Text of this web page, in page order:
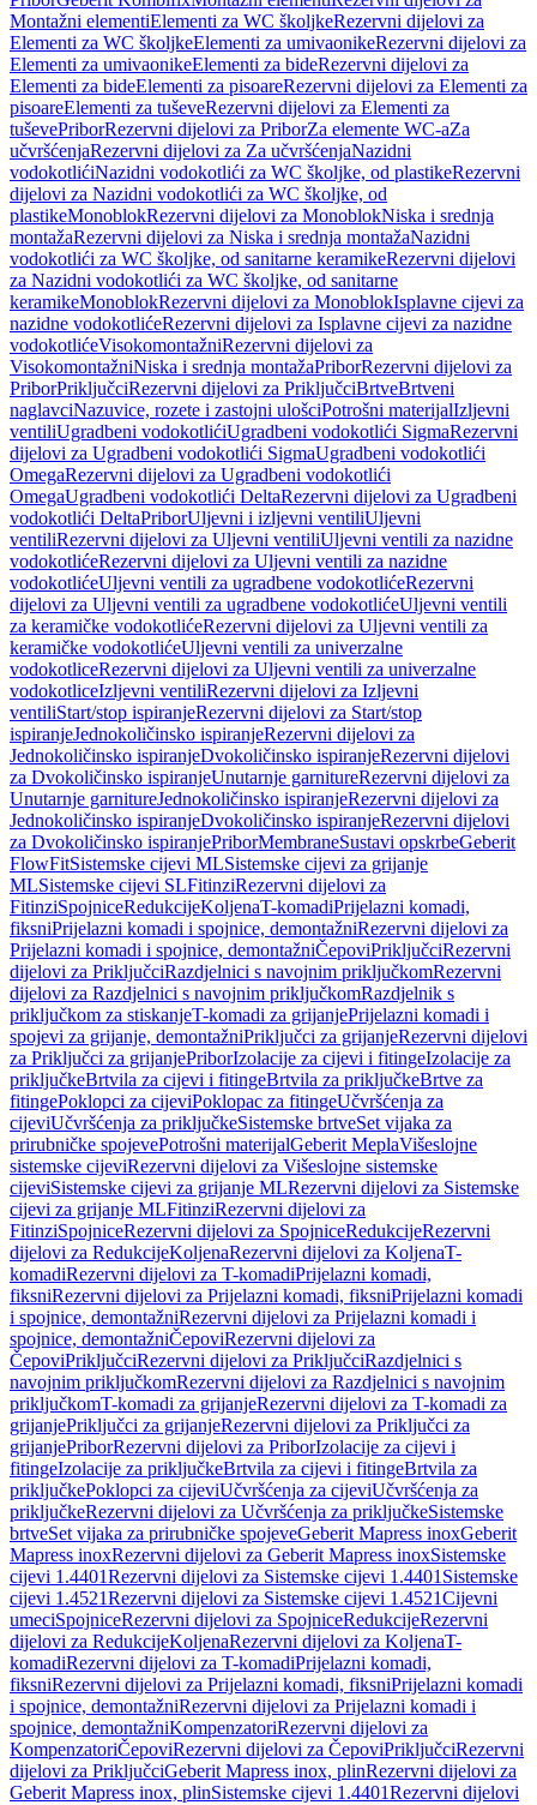
Montažni elementiElementi za WC školjkeRezervni dijelovi za
Elementi za WC školjkeElementi za umivaonikeRezervni dijelovi za
Elementi za umivaonikeElementi za bideRezervni dijelovi za
Elementi za bideElementi za pisoareRezervni dijelovi za Elementi za
pisoareElementi za tuševeRezervni dijelovi za Elementi za
tuševePriborRezervni dijelovi za PriborZa elemente WC-aZa
učvršćenjaRezervni dijelovi za Za učvršćenjaNazidni
vodokotlićiNazidni vodokotlići za WC školjke, od plastikeRezervni
dijelovi za Nazidni vodokotlići za WC školjke, od
plastikeMonoblokRezervni dijelovi za MonoblokNiska i srednja
montažaRezervni dijelovi za Niska i srednja montažaNazidni
vodokotlići za WC školjke, od sanitarne keramikeRezervni dijelovi
za Nazidni vodokotlići za WC školjke, od sanitarne
keramikeMonoblokRezervni dijelovi za MonoblokIsplavne cijevi za
nazidne vodokotlićeRezervni dijelovi za Isplavne cijevi za nazidne
vodokotlićeVisokomontažniRezervni dijelovi za
VisokomontažniNiska i srednja montažaPriborRezervni dijelovi za
PriborPriključciRezervni dijelovi za PriključciBrtveBrtveni
naglavciNazuvice, rozete i zastojni ulošciPotrošni materijalIzljevni
ventiliUgradbeni vodokotlićiUgradbeni vodokotlići SigmaRezervni
dijelovi za Ugradbeni vodokotlići SigmaUgradbeni vodokotlići
OmegaRezervni dijelovi za Ugradbeni vodokotlići
OmegaUgradbeni vodokotlići DeltaRezervni dijelovi za Ugradbeni
vodokotlići DeltaPriborUljevni i izljevni ventiliUljevni
ventiliRezervni dijelovi za Uljevni ventiliUljevni ventili za nazidne
vodokotlićeRezervni dijelovi za Uljevni ventili za nazidne
vodokotlićeUljevni ventili za ugradbene vodokotlićeRezervni
dijelovi za Uljevni ventili za ugradbene vodokotlićeUljevni ventili
za keramičke vodokotlićeRezervni dijelovi za Uljevni ventili za
keramičke vodokotlićeUljevni ventili za univerzalne
vodokotliceRezervni dijelovi za Uljevni ventili za univerzalne
vodokotliceIzljevni ventiliRezervni dijelovi za Izljevni
ventiliStart/stop ispiranjeRezervni dijelovi za Start/stop
ispiranjeJednokoličinsko ispiranjeRezervni dijelovi za
Jednokoličinsko ispiranjeDvokoličinsko ispiranjeRezervni dijelovi
za Dvokoličinsko ispiranjeUnutarnje garnitureRezervni dijelovi za
Unutarnje garnitureJednokoličinsko ispiranjeRezervni dijelovi za
Jednokoličinsko ispiranjeDvokoličinsko ispiranjeRezervni dijelovi
za Dvokoličinsko ispiranjePriborMembraneSustavi opskrbeGeberit
FlowFitSistemske cijevi MLSistemske cijevi za grijanje
MLSistemske cijevi SLFitinziRezervni dijelovi za
FitinziSpojniceRedukcijeKoljenaT-komadiPrijelazni komadi,
fiksniPrijelazni komadi i spojnice, demontažniRezervni dijelovi za
Prijelazni komadi i spojnice, demontažniČepoviPriključciRezervni
dijelovi za PriključciRazdjelnici s navojnim priključkomRezervni
dijelovi za Razdjelnici s navojnim priključkomRazdjelnik s
priključkom za stiskanjeT-komadi za grijanjePrijelazni komadi i
spojevi za grijanje, demontažniPriključci za grijanjeRezervni dijelovi
za Priključci za grijanjePriborIzolacije za cijevi i fitingeIzolacije za
priključkeBrtvila za cijevi i fitingeBrtvila za priključkeBrtve za
fitingePoklopci za cijeviPoklopac za fitingeUčvršćenja za
cijeviUčvršćenja za priključkeSistemske brtveSet vijaka za
prirubničke spojevePotrošni materijalGeberit MeplaVišeslojne
sistemske cijeviRezervni dijelovi za Višeslojne sistemske
cijeviSistemske cijevi za grijanje MLRezervni dijelovi za Sistemske
cijevi za grijanje MLFitinziRezervni dijelovi za
FitinziSpojniceRezervni dijelovi za SpojniceRedukcijeRezervni
dijelovi za RedukcijeKoljenaRezervni dijelovi za KoljenaT-
komadiRezervni dijelovi za T-komadiPrijelazni komadi,
fiksniRezervni dijelovi za Prijelazni komadi, fiksniPrijelazni komadi
i spojnice, demontažniRezervni dijelovi za Prijelazni komadi i
spojnice, demontažniČepoviRezervni dijelovi za
ČepoviPriključciRezervni dijelovi za PriključciRazdjelnici s
navojnim priključkomRezervni dijelovi za Razdjelnici s navojnim
priključkomT-komadi za grijanjeRezervni dijelovi za T-komadi za
grijanjePriključci za grijanjeRezervni dijelovi za Priključci za
grijanjePriborRezervni dijelovi za PriborIzolacije za cijevi i
fitingeIzolacije za priključkeBrtvila za cijevi i fitingeBrtvila za
priključkePoklopci za cijeviUčvršćenja za cijeviUčvršćenja za
priključkeRezervni dijelovi za Učvršćenja za priključkeSistemske
brtveSet vijaka za prirubničke spojeveGeberit Mapress inoxGeberit
Mapress inoxRezervni dijelovi za Geberit Mapress inoxSistemske
cijevi 1.4401Rezervni dijelovi za Sistemske cijevi 1.4401 Sistemske
cijevi 1.4521Rezervni dijelovi za Sistemske cijevi 1.4521Cijevni
umeciSpojniceRezervni dijelovi za SpojniceRedukcijeRezervni
dijelovi za RedukcijeKoljenaRezervni dijelovi za KoljenaT-
komadiRezervni dijelovi za T-komadiPrijelazni komadi,
fiksniRezervni dijelovi za Prijelazni komadi, fiksniPrijelazni komadi
i spojnice, demontažniRezervni dijelovi za Prijelazni komadi i
spojnice, demontažniKompenzatoriRezervni dijelovi za
KompenzatoriČepoviRezervni dijelovi za ČepoviPriključciRezervni
dijelovi za PriključciGeberit Mapress inox, plinRezervni dijelovi za
Geberit Mapress inox, plinSistemske cijevi 1.4401Rezervni dijelovi